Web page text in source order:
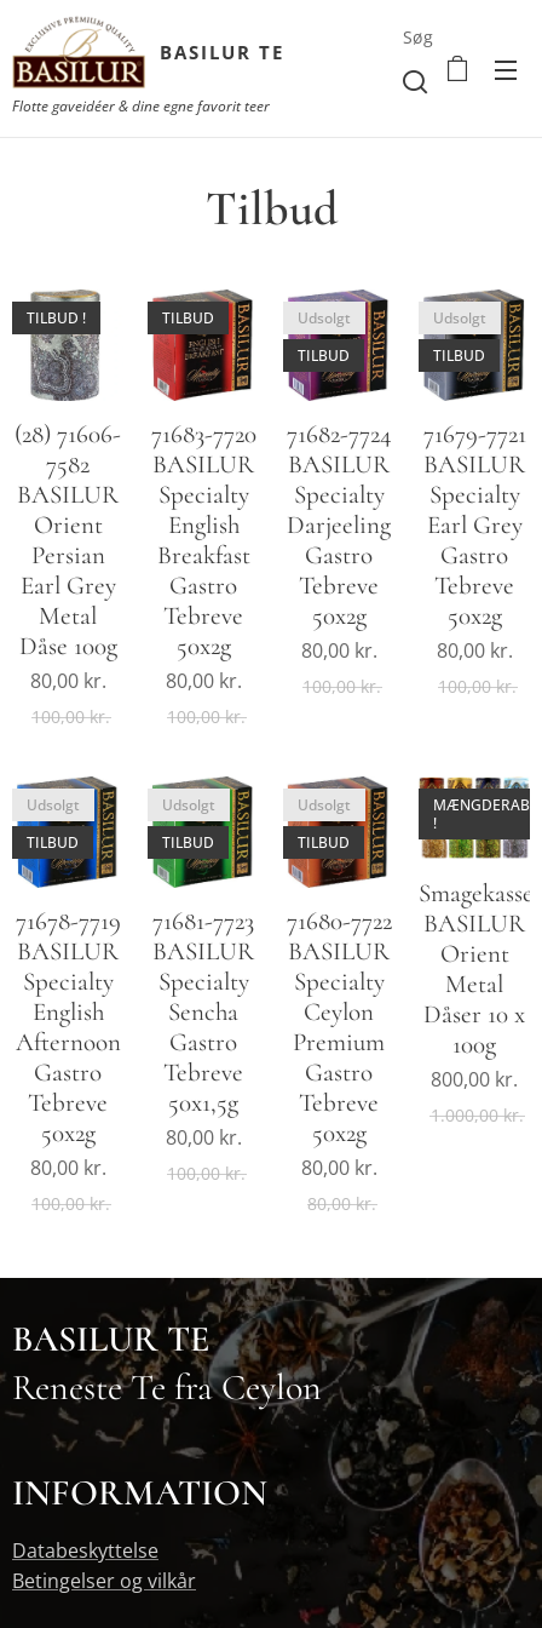
BASILUR TE
Flotte gaveidéer & dine egne favorit teer
Søg
Tilbud
(28) 71606-
7582
BASILUR
Orient
Persian
Earl Grey
Metal
Dåse 100g
TILBUD !
80,00kr.
100,00kr.
71683-7720
BASILUR
Specialty
English
Breakfast
Gastro
Tebreve
50x2g
TILBUD
80,00kr.
100,00kr.
71682-7724
BASILUR
Specialty
Darjeeling
Gastro
Tebreve
50x2g
Udsolgt
TILBUD
80,00kr.
100,00kr.
71679-7721
BASILUR
Specialty
Earl Grey
Gastro
Tebreve
50x2g
Udsolgt
TILBUD
80,00kr.
100,00kr.
71678-7719
BASILUR
Specialty
English
Afternoon
Gastro
Tebreve
50x2g
Udsolgt
TILBUD
80,00kr.
100,00kr.
71681-7723
BASILUR
Specialty
Sencha
Gastro
Tebreve
50x1,5g
Udsolgt
TILBUD
80,00kr.
100,00kr.
71680-7722
BASILUR
Specialty
Ceylon
Premium
Gastro
Tebreve
50x2g
Udsolgt
TILBUD
80,00kr.
80,00kr.
Smagekasse:
BASILUR
Orient
Metal
Dåser 10 x
100g
!
800,00 kr.
1.000,00kr.
BASILUR TE
Reneste Te fra Ceylon
INFORMATION
Databeskyttelse
Betingelser og vilkår